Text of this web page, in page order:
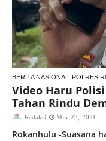
BERITA NASIONAL POLRES
Video Haru
Tahan Rindu
Redaksi Mar 23, 2026
Rokanhulu -Suasana